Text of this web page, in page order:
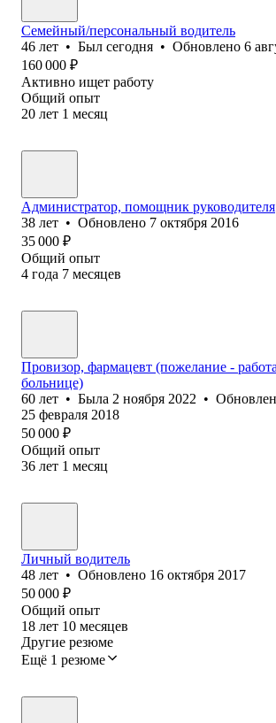
Семейный/персональный водитель
46 лет • Был сегодня • Обновлено 6
160 000 ₽
Активно ищет работу
Общий опыт
20 лет 1 месяц
Администратор, помощник руководителя
38 лет • Обновлено 7 октября 2016
35 000 ₽
Общий опыт
4 года 7 месяцев
Провизор, фармацевт (пожелание -
больнице)
60 лет • Была 2 ноября 2022 •
25 февраля 2018
50 000 ₽
Общий опыт
36 лет 1 месяц
Личный водитель
48 лет • Обновлено 16 октября 2017
50 000 ₽
Общий опыт
18 лет 10 месяцев
Другие резюме
Ещё 1 резюме